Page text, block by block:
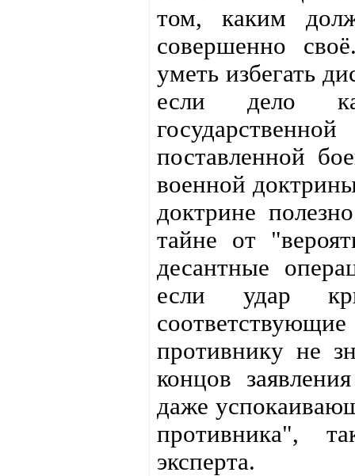
том, каким
совершенно
уметь избегать
если дело
поставленной
военной
доктрине
тайне от
десантные
если удар
противнику не
концов
даже
противника",
эксперта.